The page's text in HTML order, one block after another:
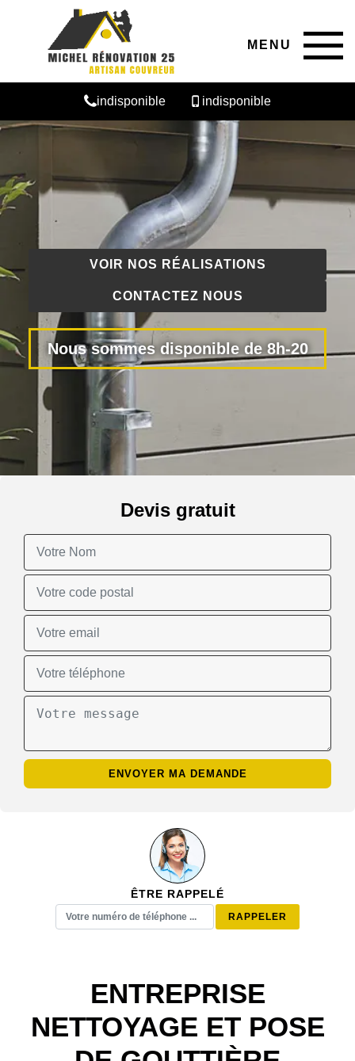
MENU
indisponible indisponible
VOIR NOS RÉALISATIONS
CONTACTEZ NOUS
Nous sommes disponible de 8h-20
Devis gratuit
ÊTRE RAPPELÉ
ENTREPRISE
NETTOYAGE ET POSE